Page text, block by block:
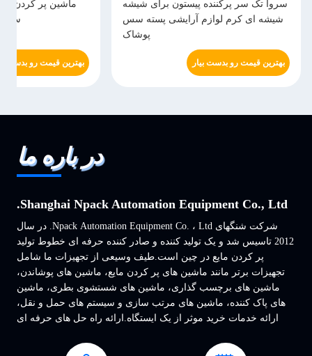
سروا تک سر پرکننده پیستون برای شیشه
شیشه ای کرم لوازم آرایشی پسته سس
پوشاک
بهترین قیمت رو بدست بیار
ماشین پر کردن
بهترین قیمت رو بدست
در باره ما
Shanghai Npack Automation Equipment Co., Ltd.
شرکت شنگهای Npack Automation Equipment Co. ، Ltd. در سال
2012 تاسیس شد و یک تولید کننده و صادر کننده حرفه ای خطوط تولید
پر کردن مایع در چین است.طیف وسیعی از تجهیزات ما شامل
تجهیزات برتر مانند ماشین های پر کردن مایع، ماشین های پوشاندن،
ماشین های برچسب گذاری، ماشین های شستشوی بطری، ماشین
های پاک کننده، ماشین های مرتب سازی و سیستم های حمل و نقل،
ارائه خدمات خرید موثر از یک ایستگاه.ارائه راه حل های حرفه ای
صنایع مختلف مانند مواد غذایی و نوشیدنی...